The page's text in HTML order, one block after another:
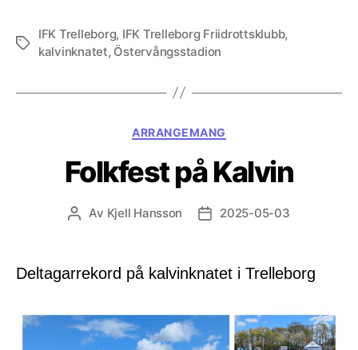
Etiketter
IFK Trelleborg, IFK Trelleborg Friidrottsklubb,
kalvinknatet, Östervångsstadion
Kategorier
ARRANGEMANG
Folkfest på Kalvin
Inläggsförfattare
Av Kjell Hansson Inläggsdatum
2025-05-03
Deltagarrekord på kalvinknatet i Trelleborg